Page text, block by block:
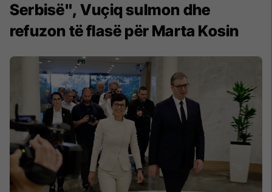
Serbisë", Vuçiq sulmon dhe
refuzon të flasë për Marta Kosin